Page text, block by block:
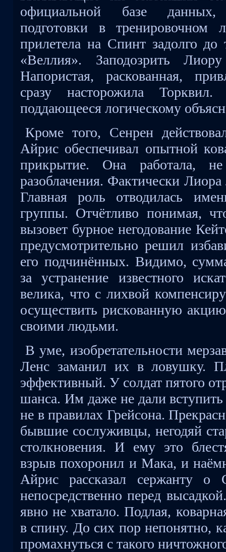
официальной базе данных,
подготовки в тренировочном
прилетела на Спинт задолго до
«Веллия». Заподозрить
Напористая, раскованная,
сразу насторожила
поддающееся логическому
Кроме того, Сенрен
Айрис обеспечивал опытной
прикрытие. Она работала,
разоблачения. Фактически
Главная роль отводилась
группы. Отчётливо понимая,
вызовет бурное негодование
предусмотрительно решил
его подчинённых. Видимо,
за устранение известного
велика, что с лихвой
осуществить рискованную
своими людьми.
В уме, изобретательности
Ленс заманил их в ловушку.
эффективный. У солдат пятого
шанса. Им даже не дали
не в правилах Грейсона.
бывшие сослуживцы, негодяй
столкновения. И ему это
взрыв похоронил и Мака, и
Айрис рассказал сержанту о
непосредственно перед
явно не хватало. Подлая,
в спину. До сих пор непонятно,
промахнуться с такого